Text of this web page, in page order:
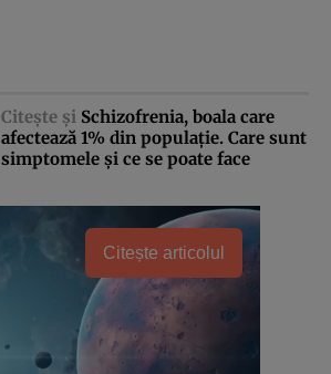
Citeşte şi Schizofrenia, boala care
afectează 1% din populaţie. Care sunt
simptomele şi ce se poate face
Citește articolul